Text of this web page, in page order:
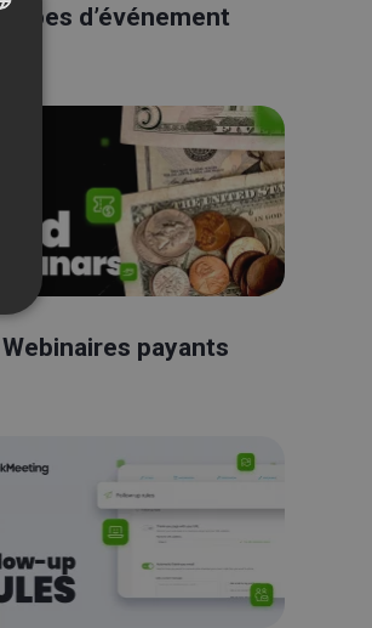
Types d’événement
Webinaires payants